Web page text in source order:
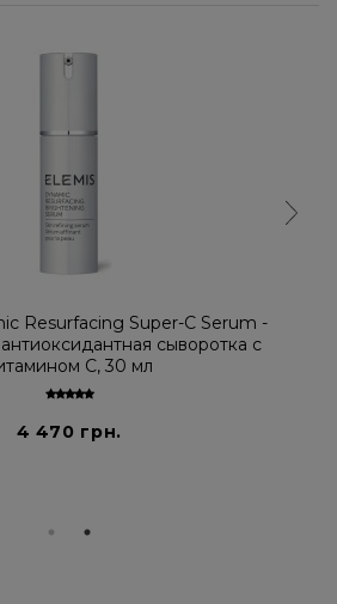
Resurfacing Super-C Serum -
сыворотка с
С, 30 мл
4 470 грн.